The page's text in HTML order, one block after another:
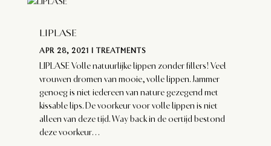
LIPLASE
APR 28, 2021 TREATMENTS
LIPLASE Volle natuurlijke lippen zonder fillers! Veel
vrouwen dromen van mooie, volle lippen. Jammer
genoeg is niet iedereen van nature gezegend met
kissable lips. De voorkeur voor volle lippen is niet
alleen van deze tijd. Way back in de oertijd bestond
deze voorkeur...